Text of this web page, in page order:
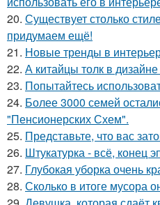
20. Существует столько
придумаем ещё!
21. Новые тренды в
22. А китайцы толк в
23. Попытайтесь
24. Более 3000 семей
"Пенсионерских Схем".
25. Представьте, что вас
26. Штукатурка - всё, конец
27. Глубокая уборка очень
28. Сколько в итоге мусора